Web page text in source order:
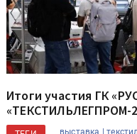
Итоги участия ГК
«ТЕКСТИЛЬЛЕГПРОМ-
выставка |